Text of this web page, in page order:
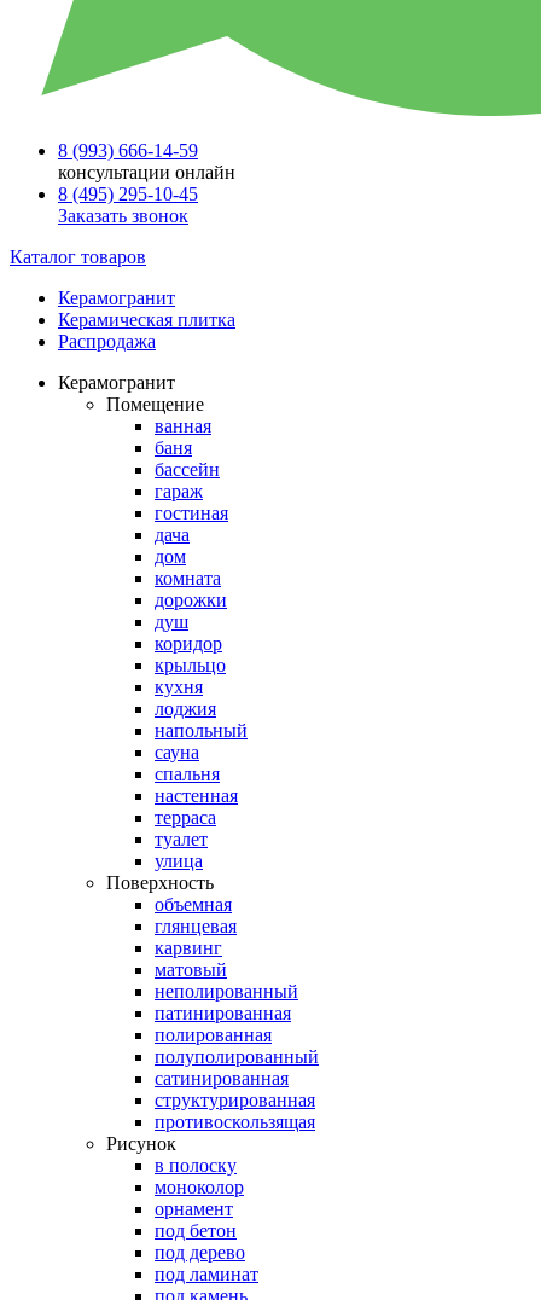
8 (993) 666-14-59
консультации онлайн
8 (495) 295-10-45
Заказать звонок
Каталог товаров
Керамогранит
Керамическая плитка
Распродажа
Керамогранит
Помещение
ванная
баня
бассейн
гараж
гостиная
дача
дом
комната
дорожки
душ
коридор
крыльцо
кухня
лоджия
напольный
сауна
спальня
настенная
терраса
туалет
улица
Поверхность
объемная
глянцевая
карвинг
матовый
неполированный
патинированная
полированная
полуполированный
сатинированная
структурированная
противоскользящая
Рисунок
в полоску
моноколор
орнамент
под бетон
под дерево
под ламинат
под камень